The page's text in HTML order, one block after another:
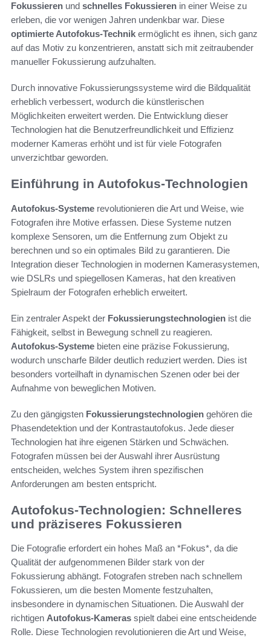
Fokussieren und schnelles Fokussieren in einer Weise zu
erleben, die vor wenigen Jahren undenkbar war. Diese
optimierte Autofokus-Technik ermöglicht es ihnen, sich ganz
auf das Motiv zu konzentrieren, anstatt sich mit zeitraubender
manueller Fokussierung aufzuhalten.
Durch innovative Fokussierungssysteme wird die Bildqualität
erheblich verbessert, wodurch die künstlerischen
Möglichkeiten erweitert werden. Die Entwicklung dieser
Technologien hat die Benutzerfreundlichkeit und Effizienz
moderner Kameras erhöht und ist für viele Fotografen
unverzichtbar geworden.
Einführung in Autofokus-Technologien
Autofokus-Systeme revolutionieren die Art und Weise, wie
Fotografen ihre Motive erfassen. Diese Systeme nutzen
komplexe Sensoren, um die Entfernung zum Objekt zu
berechnen und so ein optimales Bild zu garantieren. Die
Integration dieser Technologien in modernen Kamerasystemen,
wie DSLRs und spiegellosen Kameras, hat den kreativen
Spielraum der Fotografen erheblich erweitert.
Ein zentraler Aspekt der Fokussierungstechnologien ist die
Fähigkeit, selbst in Bewegung schnell zu reagieren.
Autofokus-Systeme bieten eine präzise Fokussierung,
wodurch unscharfe Bilder deutlich reduziert werden. Dies ist
besonders vorteilhaft in dynamischen Szenen oder bei der
Aufnahme von beweglichen Motiven.
Zu den gängigsten Fokussierungstechnologien gehören die
Phasendetektion und der Kontrastautofokus. Jede dieser
Technologien hat ihre eigenen Stärken und Schwächen.
Fotografen müssen bei der Auswahl ihrer Ausrüstung
entscheiden, welches System ihren spezifischen
Anforderungen am besten entspricht.
Autofokus-Technologien: Schnelleres
und präziseres Fokussieren
Die Fotografie erfordert ein hohes Maß an *Fokus*, da die
Qualität der aufgenommenen Bilder stark von der
Fokussierung abhängt. Fotografen streben nach schnellem
Fokussieren, um die besten Momente festzuhalten,
insbesondere in dynamischen Situationen. Die Auswahl der
richtigen Autofokus-Kameras spielt dabei eine entscheidende
Rolle. Diese Technologien revolutionieren die Art und Weise,